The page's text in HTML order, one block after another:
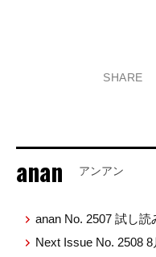
SHARE
anan アンアン
anan No. 2507 試し読
Next Issue No. 2508